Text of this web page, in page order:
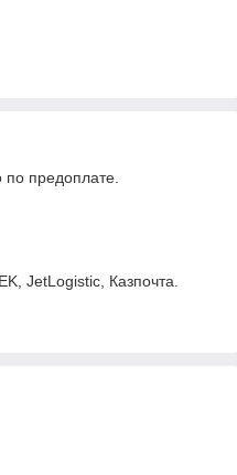
по предоплате.
JetLogistic, Казпочта.